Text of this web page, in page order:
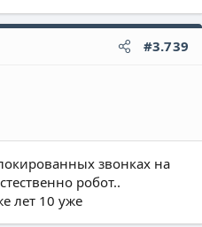
#3.739
звонках на
робот..
лет 10 уже